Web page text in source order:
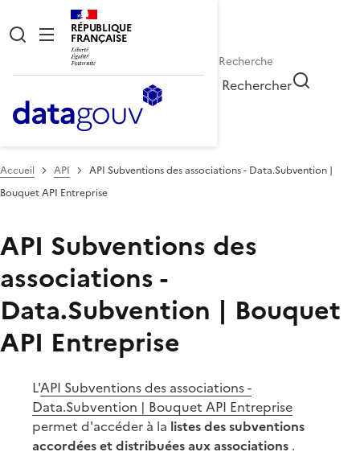
RÉPUBLIQUE
FRANÇAISE
Rechercher
Accueil API
API Subventions des associations - Data.Subvention |
Bouquet API Entreprise
API Subventions des
associations -
Data.Subvention | Bouquet
API Entreprise
L'API Subventions des associations -
Data.Subvention | Bouquet API Entreprise
permet d'accéder à la listes des subventions
accordées et distribuées aux associations .